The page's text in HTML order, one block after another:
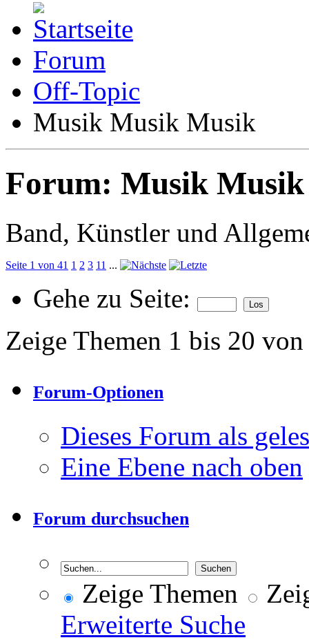
Forum
Off-Topic
Musik Musik Musik
Forum: Musik
Band, Künstler und
Seite 1 von 41 1 2 3 11 ...
Gehe zu Seite:
Zeige Themen 1 bis 20
Forum-Optionen
Dieses Forum als
Eine Ebene nach oben
Forum durchsuchen
Zeige Themen
Erweiterte Suche